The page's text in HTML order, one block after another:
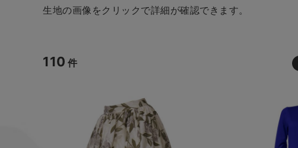
生地の画像をクリックで詳細が確認できます。
110 件